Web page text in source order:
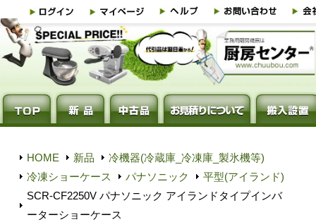
HOME 新品
冷機器(冷蔵庫_冷凍庫_製氷機等)
冷凍ショーケース
パナソニック
平型(アイランド)
SCR-CF2250V パナソニック アイランドタイプインバ
ーターショーケース